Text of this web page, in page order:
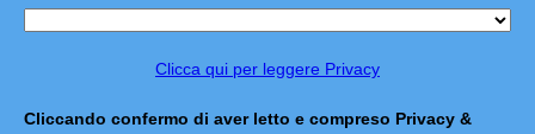
Clicca qui per leggere Privacy
Cliccando confermo di aver letto e compreso Privacy &